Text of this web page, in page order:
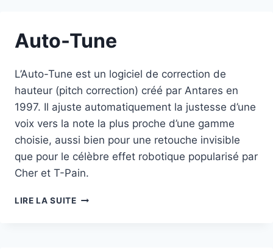
Auto-Tune
L’Auto-Tune est un logiciel de correction de
hauteur (pitch correction) créé par Antares en
1997. Il ajuste automatiquement la justesse d’une
voix vers la note la plus proche d’une gamme
choisie, aussi bien pour une retouche invisible
que pour le célèbre effet robotique popularisé par
Cher et T-Pain.
LIRE LA SUITEAUTO-